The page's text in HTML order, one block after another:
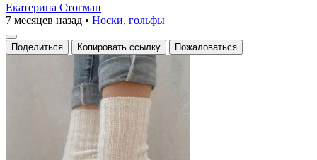
Екатерина Стогман
7 месяцев назад • Носки, гольфы
Поделиться Копировать ссылку Пожаловаться